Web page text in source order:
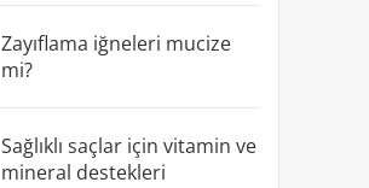
Zayıflama iğneleri mucize
mi?
Sağlıklı saçlar için vitamin ve
mineral destekleri